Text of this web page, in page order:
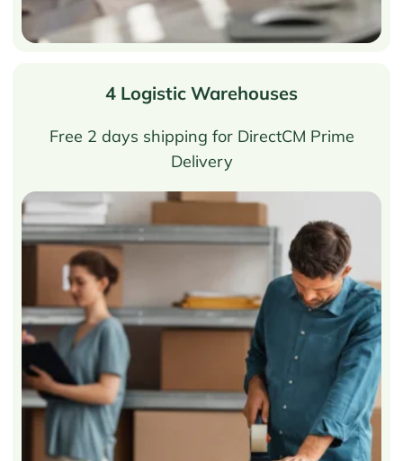
4 Logistic Warehouses
Free 2 days shipping for DirectCM Prime
Delivery